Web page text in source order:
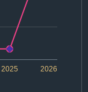
2026
2025